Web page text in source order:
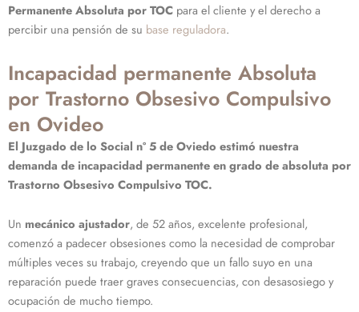
Permanente Absoluta por TOC para el cliente y el derecho a
percibir una pensión de su base reguladora.
Incapacidad permanente Absoluta
por Trastorno Obsesivo Compulsivo
en Ovideo
El Juzgado de lo Social nº 5 de Oviedo estimó nuestra
demanda de incapacidad permanente en grado de absoluta por
Trastorno Obsesivo Compulsivo TOC.
Un mecánico ajustador, de 52 años, excelente profesional,
comenzó a padecer obsesiones como la necesidad de comprobar
múltiples veces su trabajo, creyendo que un fallo suyo en una
reparación puede traer graves consecuencias, con desasosiego y
ocupación de mucho tiempo.